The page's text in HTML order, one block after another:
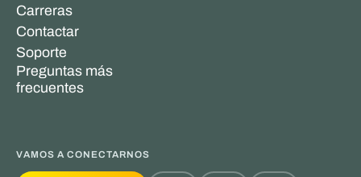
Carreras
Contactar
Soporte
Preguntas más
frecuentes
VAMOS A CONECTARNOS